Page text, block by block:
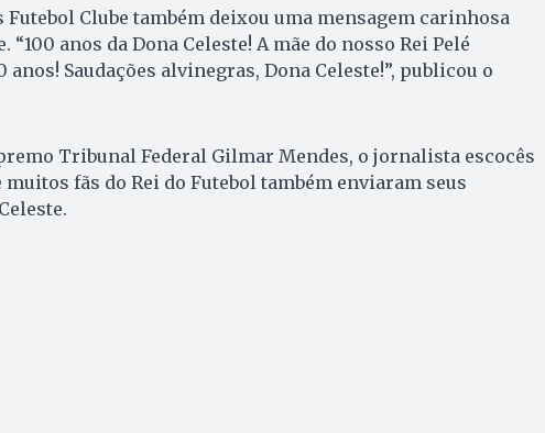
Futebol Clube também deixou uma mensagem carinhosa
“100 anos da Dona Celeste! A mãe do nosso Rei Pelé
anos! Saudações alvinegras, Dona Celeste!”, publicou o
Tribunal Federal Gilmar Mendes, o jornalista escocês
fãs do Rei do Futebol também enviaram seus